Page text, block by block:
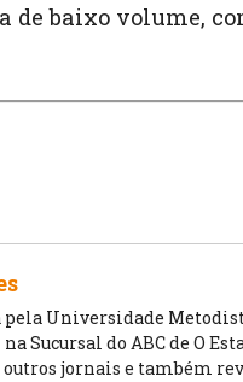
baixo volume,
Universidade
Sucursal do ABC de O
outros jornais e também